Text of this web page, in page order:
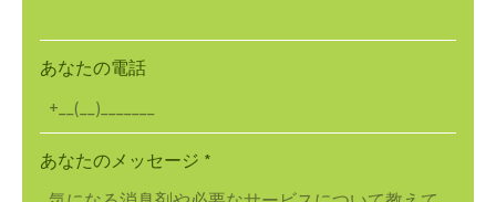
あなたの電話
あなたのメッセージ *